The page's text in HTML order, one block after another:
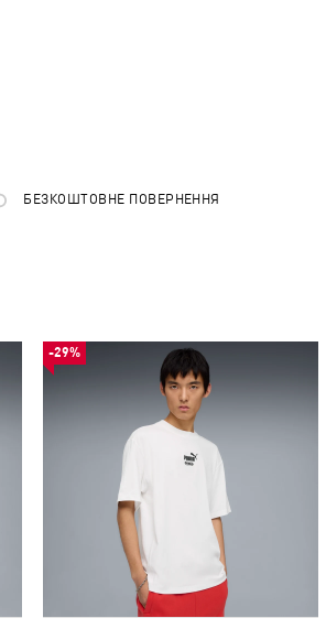
БЕЗКОШТОВНЕ ПОВЕРНЕННЯ
-29%